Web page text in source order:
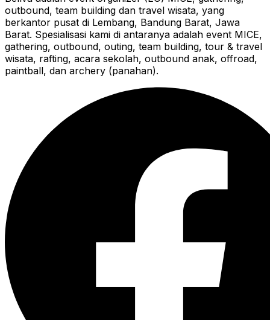
outbound, team building dan travel wisata, yang
berkantor pusat di Lembang, Bandung Barat, Jawa
Barat. Spesialisasi kami di antaranya adalah event MICE,
gathering, outbound, outing, team building, tour & travel
wisata, rafting, acara sekolah, outbound anak, offroad,
paintball, dan archery (panahan).